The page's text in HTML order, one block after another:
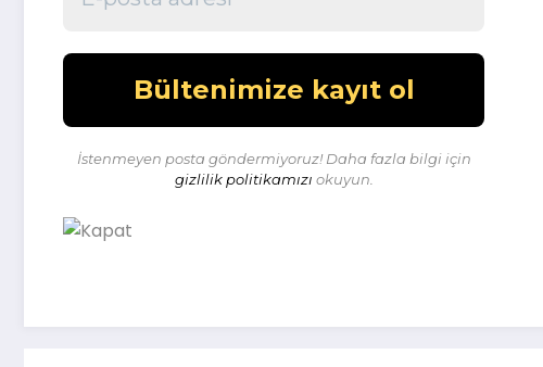
İstenmeyen posta göndermiyoruz! Daha fazla bilgi için
gizlilik politikamızı okuyun.